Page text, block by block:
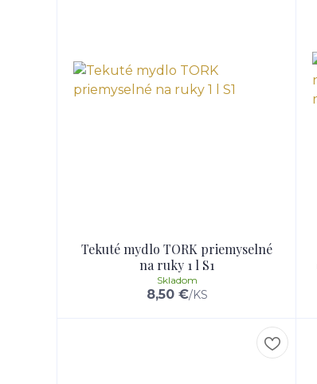
Tekuté mydlo TORK priemyselné
na ruky 1 l S1
8,50 €/KS
Skladom